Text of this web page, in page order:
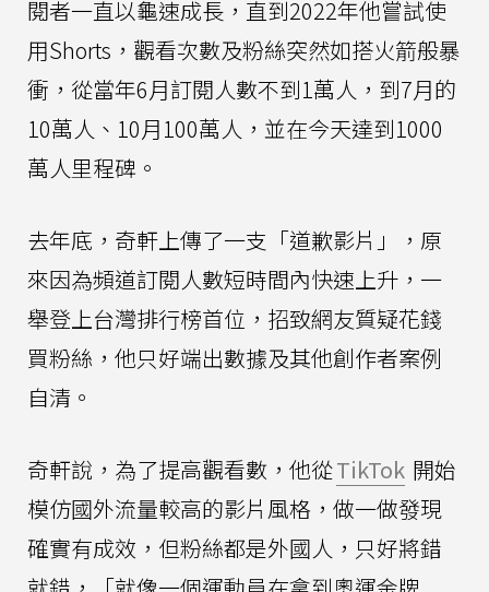
閱者一直以龜速成長，直到2022年他嘗試使
用Shorts，觀看次數及粉絲突然如搭火箭般暴
衝，從當年6月訂閱人數不到1萬人，到7月的
10萬人、10月100萬人，並在今天達到1000
萬人里程碑。
去年底，奇軒上傳了一支「道歉影片」，原
來因為頻道訂閱人數短時間內快速上升，一
舉登上台灣排行榜首位，招致網友質疑花錢
買粉絲，他只好端出數據及其他創作者案例
自清。
奇軒說，為了提高觀看數，他從TikTok 開始
模仿國外流量較高的影片風格，做一做發現
確實有成效，但粉絲都是外國人，只好將錯